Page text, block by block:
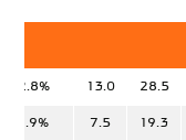
28.5
13.0
52.8%
19.3
7.5
51.9%